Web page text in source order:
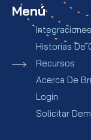
Menú
Integraciones
Historias De
Recursos
Acerca De
Login
Solicitar